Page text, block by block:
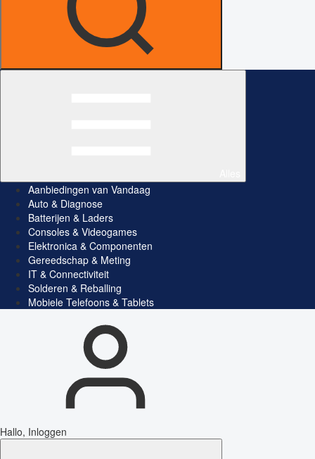
Aanbiedingen van Vandaag
Auto & Diagnose
Batterijen & Laders
Consoles & Videogames
Elektronica & Componenten
Gereedschap & Meting
IT & Connectiviteit
Solderen & Reballing
Mobiele Telefoons & Tablets
Hallo, Inloggen